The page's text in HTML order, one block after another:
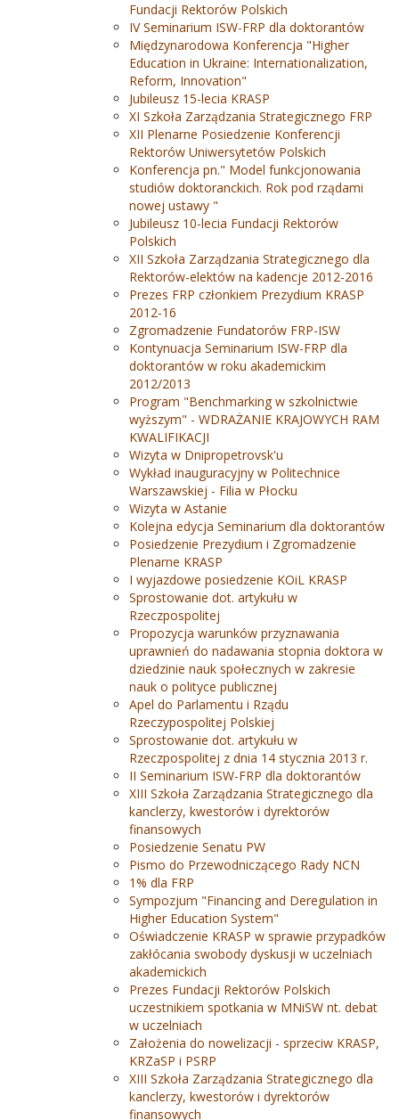
Fundacji Rektorów Polskich
IV Seminarium ISW-FRP dla doktorantów
Międzynarodowa Konferencja "Higher
Education in Ukraine: Internationalization,
Reform, Innovation"
Jubileusz 15-lecia KRASP
XI Szkoła Zarządzania Strategicznego FRP
XII Plenarne Posiedzenie Konferencji
Rektorów Uniwersytetów Polskich
Konferencja pn." Model funkcjonowania
studiów doktoranckich. Rok pod rządami
nowej ustawy "
Jubileusz 10-lecia Fundacji Rektorów
Polskich
XII Szkoła Zarządzania Strategicznego dla
Rektorów-elektów na kadencje 2012-2016
Prezes FRP członkiem Prezydium KRASP
2012-16
Zgromadzenie Fundatorów FRP-ISW
Kontynuacja Seminarium ISW-FRP dla
doktorantów w roku akademickim
2012/2013
Program "Benchmarking w szkolnictwie
wyższym" - WDRAŻANIE KRAJOWYCH RAM
KWALIFIKACJI
Wizyta w Dnipropetrovsk'u
Wykład inauguracyjny w Politechnice
Warszawskiej - Filia w Płocku
Wizyta w Astanie
Kolejna edycja Seminarium dla doktorantów
Posiedzenie Prezydium i Zgromadzenie
Plenarne KRASP
I wyjazdowe posiedzenie KOiL KRASP
Sprostowanie dot. artykułu w
Rzeczpospolitej
Propozycja warunków przyznawania
uprawnień do nadawania stopnia doktora w
dziedzinie nauk społecznych w zakresie
nauk o polityce publicznej
Apel do Parlamentu i Rządu
Rzeczypospolitej Polskiej
Sprostowanie dot. artykułu w
Rzeczpospolitej z dnia 14 stycznia 2013 r.
II Seminarium ISW-FRP dla doktorantów
XIII Szkoła Zarządzania Strategicznego dla
kanclerzy, kwestorów i dyrektorów
finansowych
Posiedzenie Senatu PW
Pismo do Przewodniczącego Rady NCN
1% dla FRP
Sympozjum "Financing and Deregulation in
Higher Education System"
Oświadczenie KRASP w sprawie przypadków
zakłócania swobody dyskusji w uczelniach
akademickich
Prezes Fundacji Rektorów Polskich
uczestnikiem spotkania w MNiSW nt. debat
w uczelniach
Założenia do nowelizacji - sprzeciw KRASP,
KRZaSP i PSRP
XIII Szkoła Zarządzania Strategicznego dla
kanclerzy, kwestorów i dyrektorów
finansowych